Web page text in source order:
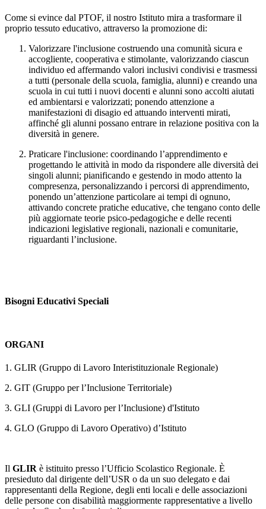
Come si evince dal PTOF, il nostro Istituto mira a trasformare il
proprio tessuto educativo, attraverso la promozione di:
Valorizzare l'inclusione costruendo una comunità sicura e
accogliente, cooperativa e stimolante, valorizzando ciascun
individuo ed affermando valori inclusivi condivisi e trasmessi
a tutti (personale della scuola, famiglia, alunni) e creando una
scuola in cui tutti i nuovi docenti e alunni sono accolti aiutati
ed ambientarsi e valorizzati; ponendo attenzione a
manifestazioni di disagio ed attuando interventi mirati,
affinché gli alunni possano entrare in relazione positiva con la
diversità in genere.
Praticare l'inclusione: coordinando l’apprendimento e
progettando le attività in modo da rispondere alle diversità dei
singoli alunni; pianificando e gestendo in modo attento la
compresenza, personalizzando i percorsi di apprendimento,
ponendo un’attenzione particolare ai tempi di ognuno,
attivando concrete pratiche educative, che tengano conto delle
più aggiornate teorie psico-pedagogiche e delle recenti
indicazioni legislative regionali, nazionali e comunitarie,
riguardanti l’inclusione.
Bisogni Educativi Speciali
ORGANI
1. GLIR (Gruppo di Lavoro Interistituzionale Regionale)
2. GIT (Gruppo per l’Inclusione Territoriale)
3. GLI (Gruppi di Lavoro per l’Inclusione) d'Istituto
4. GLO (Gruppo di Lavoro Operativo) d’Istituto
Il GLIR è istituito presso l’Ufficio Scolastico Regionale. È
presieduto dal dirigente dell’USR o da un suo delegato e dai
rappresentanti della Regione, degli enti locali e delle associazioni
delle persone con disabilità maggiormente rappresentative a livello